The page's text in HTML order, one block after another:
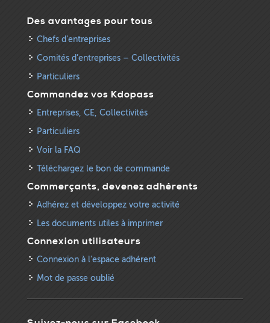
Des avantages pour tous
Chefs d’entreprises
Comités d’entreprises – Collectivités
Particuliers
Commandez vos Kdopass
Entreprises, CE, Collectivités
Particuliers
Voir la FAQ
Téléchargez le bon de commande
Commerçants, devenez adhérents
Adhérez et développez votre activité
Les documents utiles à imprimer
Connexion utilisateurs
Connexion à l'espace adhérent
Mot de passe oublié